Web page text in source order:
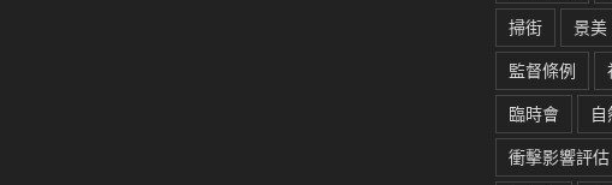
掃街
景美
監督條例
臨時會
衝擊影響評估